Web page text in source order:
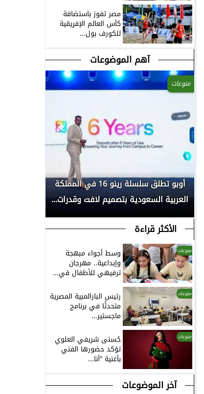
مصر تفوز باستضافة
كأس العالم الإفريقية
للكورف بول...
آهم الموضوعات
منوعات
أوبو تطلق سلسلة رينو 16 في المملكة
العربية السعودية بتصميم لافت وقدرات...
الأكثر قراءة
منوعات وسط أجواء مبهجة
وإبداعية.. مهرجان
ترفيهي للأطفال في...
منوعات رئيس البارالمبية المصرية
متحدثًا في برنامج
ماجستير...
منوعات حُسنى شريفي العلوي
تؤكد حضورها الفني
بأغنية ”أنا...
آخر الموضوعات